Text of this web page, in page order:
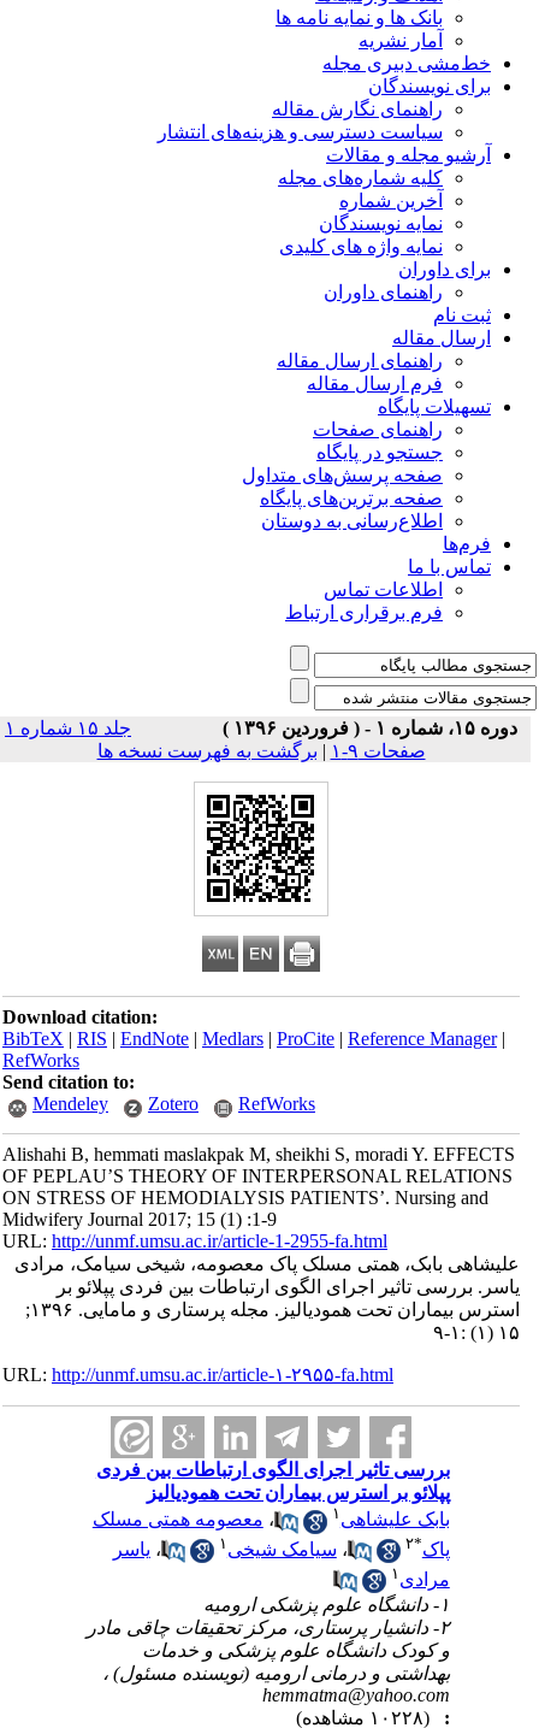
بانک ها و نمایه نامه ها
آمار نشریه
خط‌مشی دبیری مجله
برای نویسندگان
راهنمای نگارش مقاله
سیاست دسترسی و هزینه‌های انتشار
آرشیو مجله و مقالات
کلیه شماره‌های مجله
آخرین شماره
نمایه نویسندگان
نمایه واژه های کلیدی
برای داوران
راهنمای داوران
ثبت نام
ارسال مقاله
راهنمای ارسال مقاله
فرم ارسال مقاله
تسهیلات پایگاه
راهنمای صفحات
جستجو در پایگاه
صفحه پرسش‌های متداول
صفحه برترین‌های پایگاه
اطلاع‌رسانی به دوستان
فرم‌ها
تماس با ما
اطلاعات تماس
فرم برقراری ارتباط
دوره ۱۵، شماره ۱ - ( فروردین ۱۳۹۶ )
جلد ۱۵ شماره ۱
صفحات ۹-۱
| برگشت به فهرست نسخه ها
Download citation:
BibTeX|RIS|EndNote|Medlars|ProCite|Reference Manager
RefWorks
Send citation to:
Mendeley
Zotero RefWorks
Alishahi B, hemmati maslakpak M, sheikhi S, moradi Y. EFFECTS
OF PEPLAU’S THEORY OF INTERPERSONAL RELATIONS
ON STRESS OF HEMODIALYSIS PATIENTS’. Nursing and
Midwifery Journal 2017; 15 (1) :1-9
URL:http://unmf.umsu.ac.ir/article-1-2955-fa.html
علیشاهی بابک، همتی مسلک پاک معصومه، شیخی سیامک، مرادی
یاسر. بررسی تاثیر اجرای الگوی ارتباطات بین فردی پپلائو بر
استرس بیماران تحت همودیالیز. مجله پرستاری و مامایی. ۱۳۹۶;
۱۵ (۱) :۱-۹
URL:http://unmf.umsu.ac.ir/article-۱-۲۹۵۵-fa.html
بررسی تاثیر اجرای الگوی ارتباطات بین فردی
پپلائو بر استرس بیماران تحت همودیالیز
بابک علیشاهی
،معصومه همتی مسلک
پاک* ۲ ،سیامک شیخی ،یاسر
مرادی
۲- دانشیار پرستاری، مرکز تحقیقات چاقی مادر
و کودک دانشگاه علوم پزشکی و خدمات
بهداشتی و درمانی ارومیه (نویسنده مسئول) ،
hemmatma@yahoo.com